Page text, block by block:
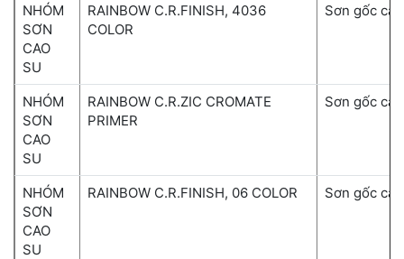
NHÓM
SƠN
CAO
SU
RAINBOW C.R.FINISH, 4036
COLOR
Sơn gốc
NHÓM
SƠN
CAO
SU
RAINBOW C.R.ZIC CROMATE
PRIMER
Sơn gốc
NHÓM
SƠN
CAO
SU
RAINBOW C.R.FINISH, 06 COLOR Sơn gốc